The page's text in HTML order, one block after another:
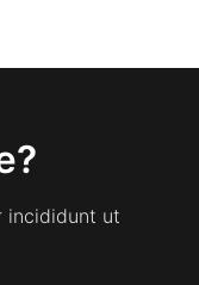
incididunt ut